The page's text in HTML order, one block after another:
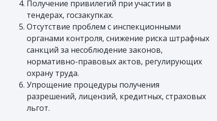
Получение привилегий при участии в
тендерах, госзакупках.
Отсутствие проблем с инспекционными
органами контроля, снижение риска штрафных
санкций за несоблюдение законов,
нормативно-правовых актов, регулирующих
охрану труда.
Упрощение процедуры получения
разрешений, лицензий, кредитных, страховых
льгот.